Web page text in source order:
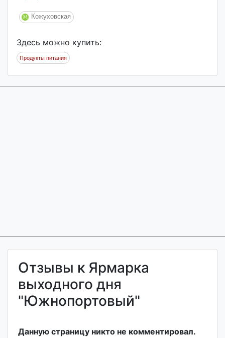
Кожуховская
Здесь можно купить:
Продукты питания
Отзывы к Ярмарка
выходного дня
"Южнопортовый"
Данную страницу никто не комментировал.